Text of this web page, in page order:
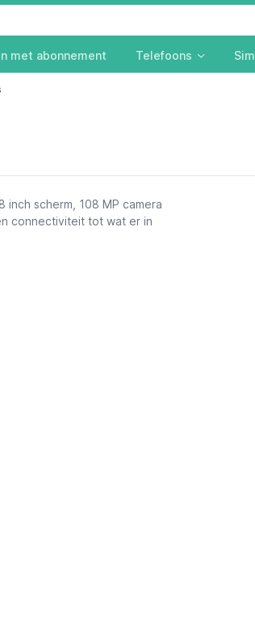
met abonnement Telefoons
inch scherm, 108 MP camera
connectiviteit tot wat er in